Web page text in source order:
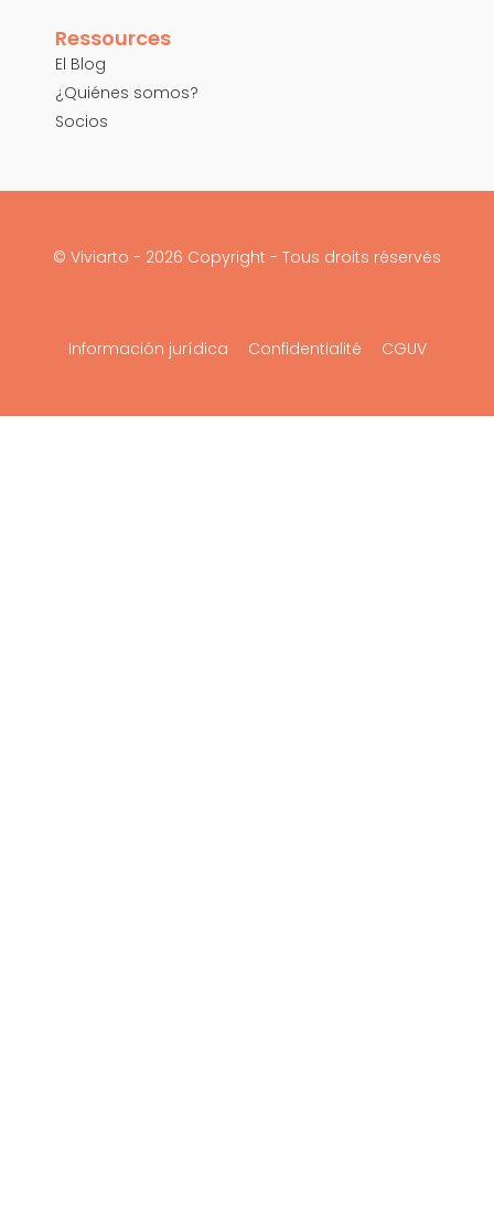
Ressources
El Blog
¿Quiénes somos?
Socios
© Viviarto - 2026 Copyright - Tous droits réservés
Información jurídica Confidentialité CGUV